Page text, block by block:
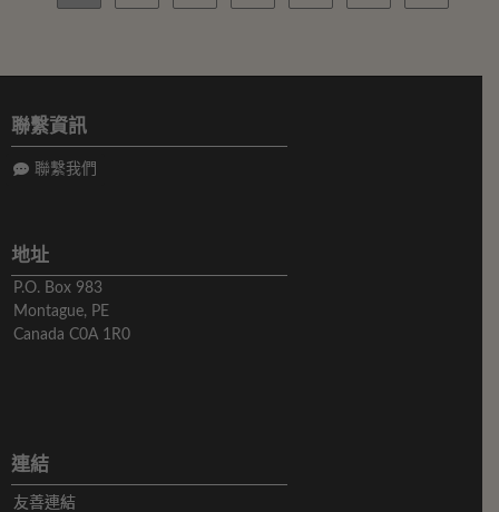
聯繫資訊
聯繫我們
地址
P.O. Box 983
Montague, PE
Canada C0A 1R0
連結
友善連結